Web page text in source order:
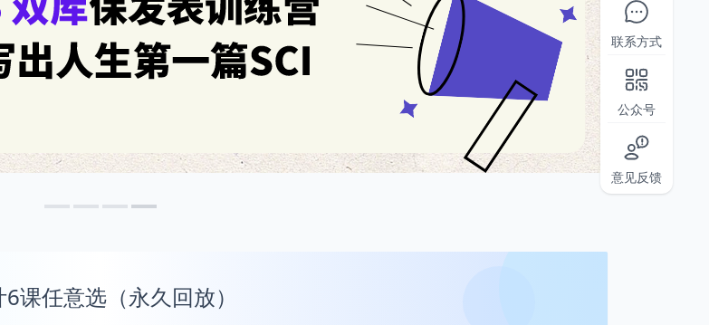
联系方式
公众号
意见反馈
课任意选（永久回放）